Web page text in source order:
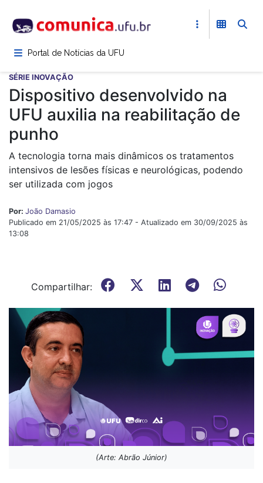
para
conteúdoPortal de Notícias da UFU
SÉRIE INOVAÇÃO
Dispositivo desenvolvido na
UFU auxilia na reabilitação de
punho
A tecnologia torna mais dinâmicos os tratamentos
intensivos de lesões físicas e neurológicas, podendo
ser utilizada com jogos
Por: João Damasio
Publicado em 21/05/2025 às 17:47 - Atualizado em 30/09/2025 às
13:08
Compartilhar:
(Arte: Abrão Júnior)